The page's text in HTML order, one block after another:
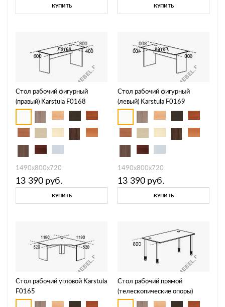
КУПИТЬ КУПИТЬ
Стол рабочий фигурный
(правый) Karstula F0168
1490х800х720
13 390 руб.
КУПИТЬ
Стол рабочий фигурный
(левый) Karstula F0169
1490х800х720
13 390 руб.
КУПИТЬ
Стол рабочий угловой Karstula
F0165
Стол рабочий прямой
(телескопические опоры)
Periscope F2102